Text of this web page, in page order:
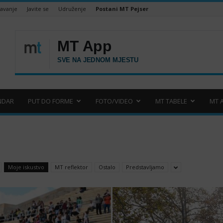
Javite se Udruženje Postani MT Pejser
PUT DO FORME FOTO/VIDEO MT TABELE MT
Moje iskustvo MT reflektor Ostalo Predstavljamo